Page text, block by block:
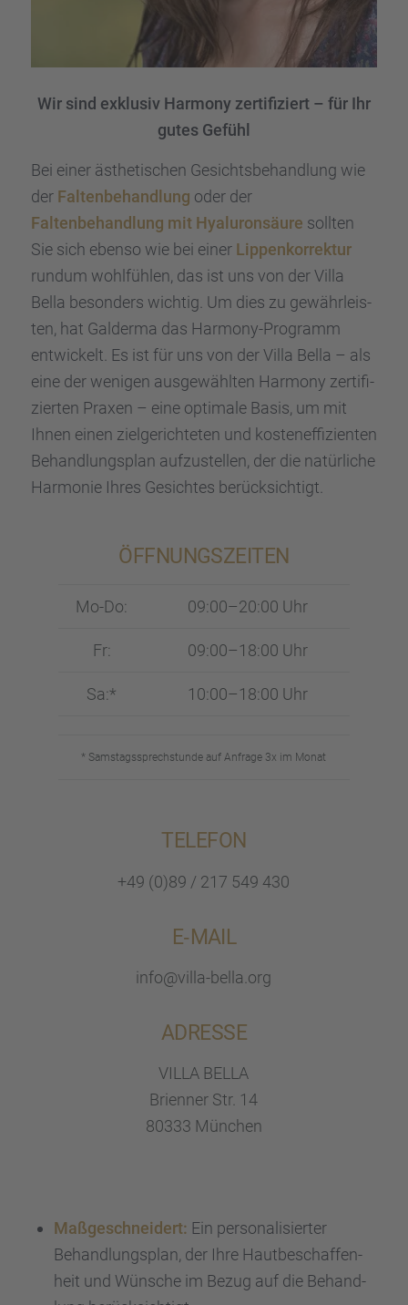
Wir sind exklu­siv Harmony zerti­fi­ziert – für Ihr
gutes Gefühl
Bei einer ästhe­ti­schen Gesichts­be­hand­lung wie
der Falten­be­hand­lung oder der
Falten­be­hand­lung mit Hyalu­ron­säure sollten
Sie sich ebenso wie bei einer Lippen­kor­rek­tur
rundum wohlfüh­len, das ist uns von der Villa
Bella beson­ders wichtig. Um dies zu gewähr­leis­
ten, hat Galderma das Harmony-Programm
entwi­ckelt. Es ist für uns von der Villa Bella – als
eine der wenigen ausge­wähl­ten Harmony zerti­fi­
zier­ten Praxen – eine optimale Basis, um mit
Ihnen einen zielge­rich­te­ten und kosten­ef­fi­zi­en­ten
Behand­lungs­plan aufzu­stel­len, der die natür­li­che
Harmo­nie Ihres Gesich­tes berück­sich­tigt.
ÖFFNUNGS­ZEI­TEN
Mo-Do: 09:00–20:00 Uhr
Fr: 09:00–18:00 Uhr
Sa:* 10:00–18:00 Uhr
* Samstags­sprech­stunde auf Anfrage 3x im Monat
TELEFON
+49 (0)89 / 217 549 430
E‑MAIL
info@villa-bella.org
ADRESSE
VILLA BELLA
Brien­ner Str. 14
80333 München
Maßge­schnei­dert: Ein perso­na­li­sier­ter
Behand­lungs­plan, der Ihre Hautbe­schaf­fen­
heit und Wünsche im Bezug auf die Behand­